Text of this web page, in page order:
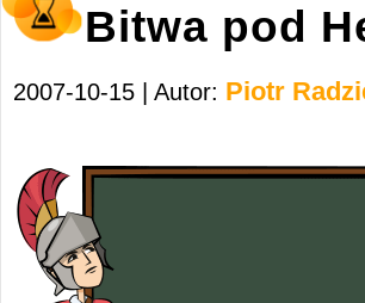
Bitwa pod
2007-10-15 | Autor: Piotr